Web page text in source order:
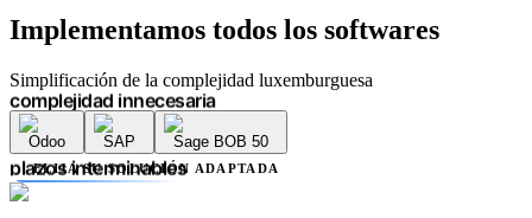
plazos interminables
múltiples proveedores
complejidad innecesaria
errores contables
retrasos administrativos
plazos interminables
falta de transparencia
Implementamos todos los softwares
Simplificación de la complejidad luxemburguesa
Odoo SAP Sage BOB 50
ELIJA SU SOLUCIÓN ADAPTADA